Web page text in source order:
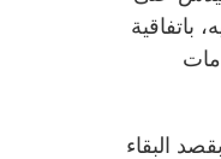
باتفاقية
غرامات
البقاء